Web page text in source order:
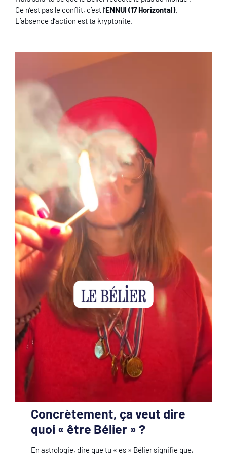
Ce n’est pas le conflit, c’est l’ENNUI (17 Horizontal).
L’absence d’action est ta kryptonite.
Concrètement, ça veut dire
quoi « être Bélier » ?
En astrologie, dire que tu « es » Bélier signifie que,